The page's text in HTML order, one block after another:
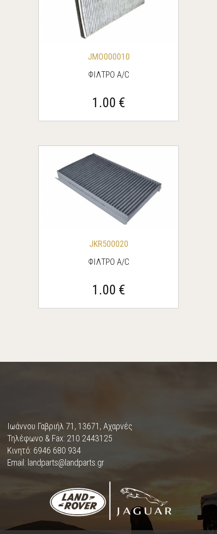
JMO000010
ΦΙΛΤΡΟ Α/C
1.00 €
JKR500020
ΦΙΛΤΡΟ Α/C
1.00 €
Ιωάννου Γαβριήλ 71, 13671, Αχαρνές
Τηλέφωνο & Fax: 210 2443125
Κινητό: 6946 680 934
Email: landparts@landparts.gr